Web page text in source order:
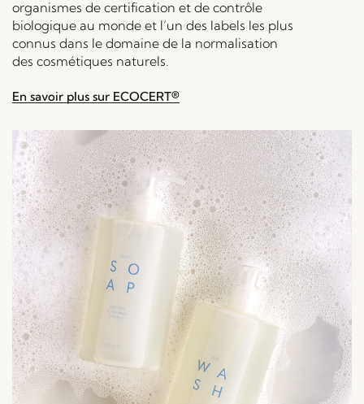
organismes de certification et de contrôle
biologique au monde et l’un des labels les plus
connus dans le domaine de la normalisation
des cosmétiques naturels.
En savoir plus sur ECOCERT®